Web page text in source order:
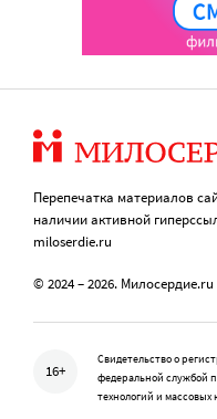
Перепечатка материалов
наличии активной
miloserdie.ru
© 2024 – 2026. Милосердие.ru
16+
Свидетельство о
федеральной службой
технологий и массовых